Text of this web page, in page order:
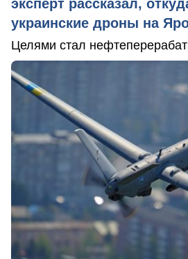
эксперт рассказал,
украинские дроны на
Целями стал